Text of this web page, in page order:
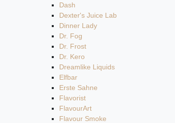
Dash
Dexter's Juice Lab
Dinner Lady
Dr. Fog
Dr. Frost
Dr. Kero
Dreamlike Liquids
Elfbar
Erste Sahne
Flavorist
FlavourArt
Flavour Smoke